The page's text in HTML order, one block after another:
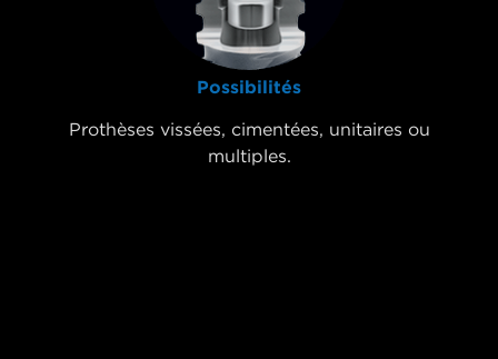
Possibilités
Prothèses vissées, cimentées, unitaires ou
multiples.